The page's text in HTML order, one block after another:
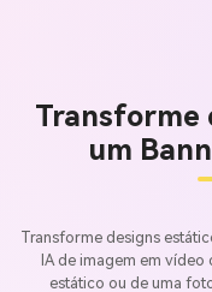
Transforme
um
Transforme designs
IA de imagem em vídeo
estático ou de uma